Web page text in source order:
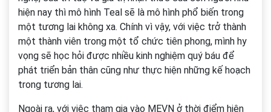
hiện nay thì mô hình Teal sẽ là mô hình phổ biến trong
một tương lai không xa. Chính vì vậy, với việc trở thành
một thành viên trong một tổ chức tiên phong, mình hy
vọng sẽ học hỏi được nhiều kinh nghiệm quý báu để
phát triển bản thân cũng như thực hiện những kế hoạch
trong tương lai.
Ngoài ra, với việc tham gia vào MEVN ở thời điểm hiện